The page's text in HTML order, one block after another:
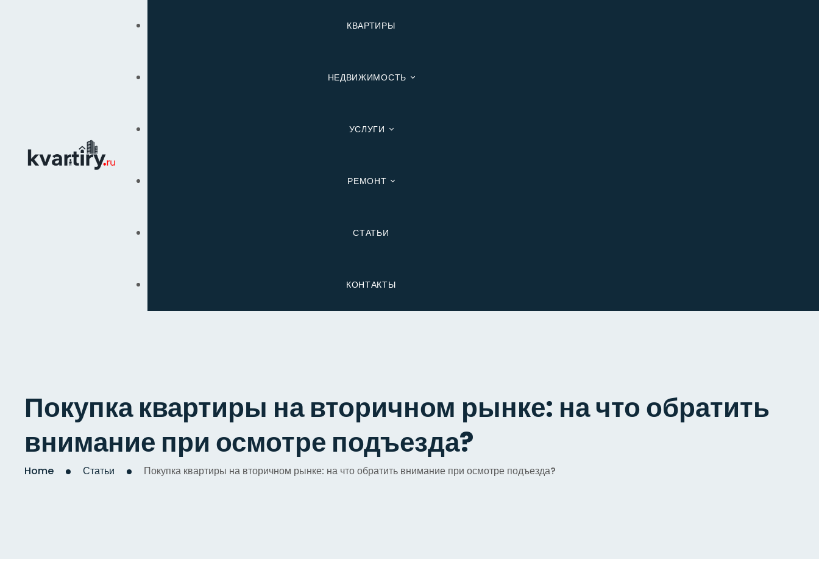
КВАРТИРЫ
НЕДВИЖИМОСТЬ
УСЛУГИ
РЕМОНТ
Капитальный
СТАТЬИ
КОНТАКТЫ
Покупка квартиры на вторичном рынке: на что обратить
внимание при осмотре подъезда?
Home Статьи Покупка квартиры на вторичном рынке: на что обратить внимание при осмотре подъезда?